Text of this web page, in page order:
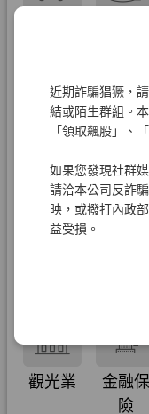
近期詐騙猖獗，
結或陌生群組。
「領取飆股」、
如果您發現社群
請洽本公司反詐
映，或撥打內政
益受損。